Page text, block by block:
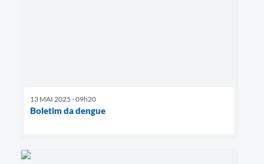
13 MAI 2025 - 09h20
Boletim da dengue